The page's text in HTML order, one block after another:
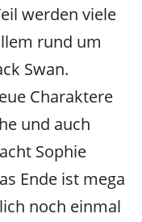
werden viele
rund um
Swan.
Charaktere
und auch
Sophie
Ende ist mega
noch einmal